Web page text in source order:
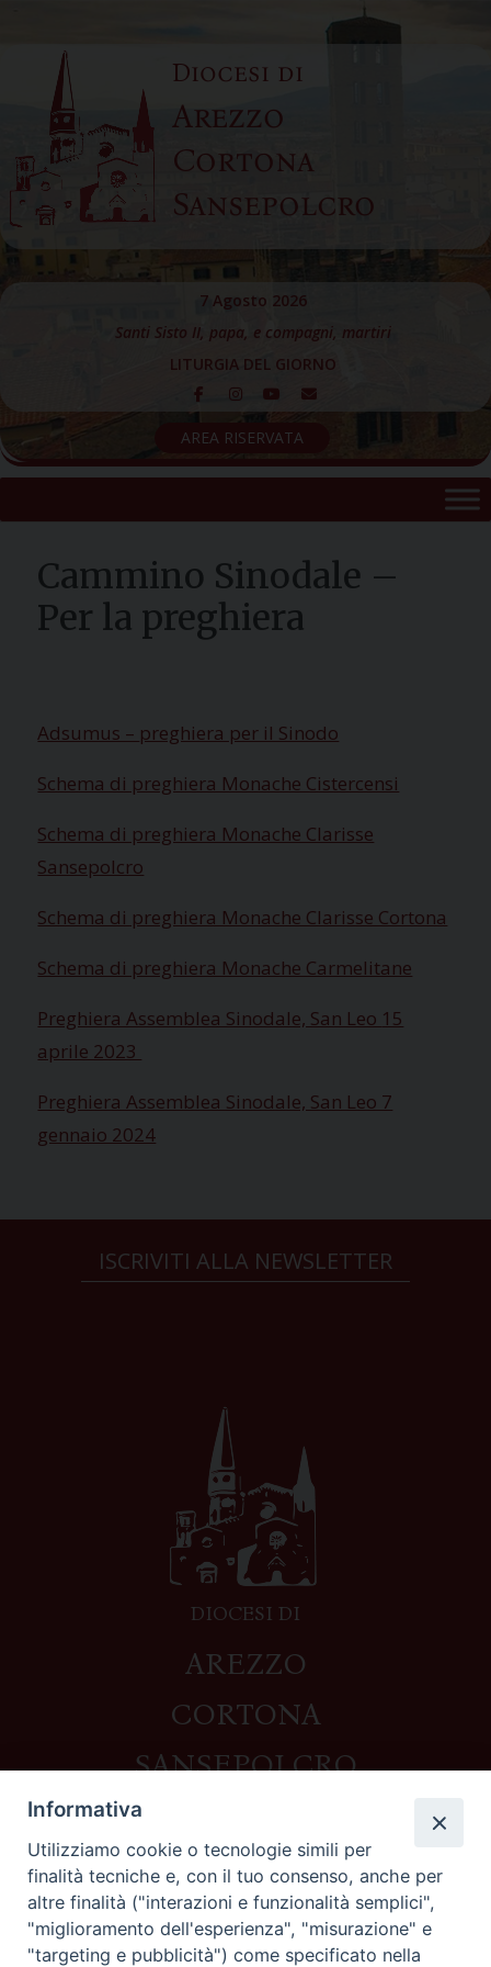
content
Diocesi di
Arezzo
Cortona
Sansepolcro
7 Agosto 2026
Santi Sisto II, papa, e compagni, martiri
LITURGIA DEL GIORNO
AREA RISERVATA
Cammino Sinodale –
Per la preghiera
Adsumus – preghiera per il Sinodo
Schema di preghiera Monache Cistercensi
Schema di preghiera Monache Clarisse
Sansepolcro
Schema di preghiera Monache Clarisse Cortona
Schema di preghiera Monache Carmelitane
Preghiera Assemblea Sinodale, San Leo 15
aprile 2023
Preghiera Assemblea Sinodale, San Leo 7
gennaio 2024
ISCRIVITI ALLA NEWSLETTER
DIOCESI DI
AREZZO
CORTONA
SANSEPOLCRO
Contatti
Piazza del Duomo,1 - 52100 Arezzo
segreteria@diocesi.arezzo.it
Informativa
Utilizziamo cookie o tecnologie simili per
finalità tecniche e, con il tuo consenso, anche per
altre finalità ("interazioni e funzionalità semplici",
"miglioramento dell'esperienza", "misurazione" e
"targeting e pubblicità") come specificato nella